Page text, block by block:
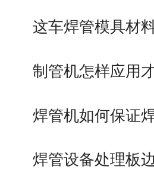
这车焊管模具材
制管机怎样应用
焊管机如何保证
焊管设备处理板